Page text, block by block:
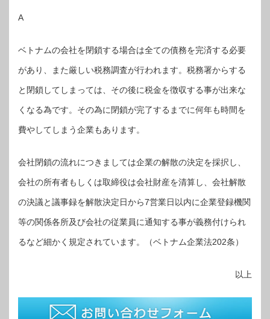
A
ベトナムの会社を閉鎖する場合は全ての債務を完済する必要
があり、また厳しい税務調査が行われます。税務署からする
と閉鎖してしまっては、その後に税金を徴収する事が出来な
くなる為です。その為に閉鎖が完了するまでに何年も時間を
費やしてしまう企業もあります。
会社閉鎖の流れにつきましては企業の解散の決定を採択し、
会社の所有者もしくは取締役は会社財産を清算し、会社解散
の決議と議事録を解散決定日から7営業日以内に企業登録機関
等の関係各所及び会社の従業員に通知する事が義務付けられ
るなど細かく規定されています。（ベトナム企業法202条）
以上